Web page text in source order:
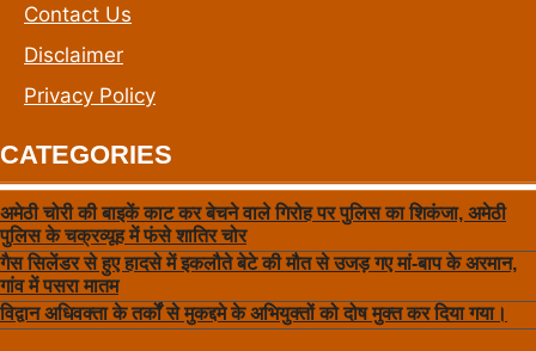
Contact Us
Disclaimer
Privacy Policy
CATEGORIES
अमेठी चोरी की बाइकें काट कर बेचने वाले गिरोह पर पुलिस का शिकंजा, अमेठी
पुलिस के चक्रव्यूह में फंसे शातिर चोर
गैस सिलेंडर से हुए हादसे में इकलौते बेटे की मौत से उजड़ गए मां-बाप के अरमान,
गांव में पसरा मातम
विद्वान अधिवक्ता के तर्कों से मुकद्दमे के अभियुक्तों को दोष मुक्त कर दिया गया।